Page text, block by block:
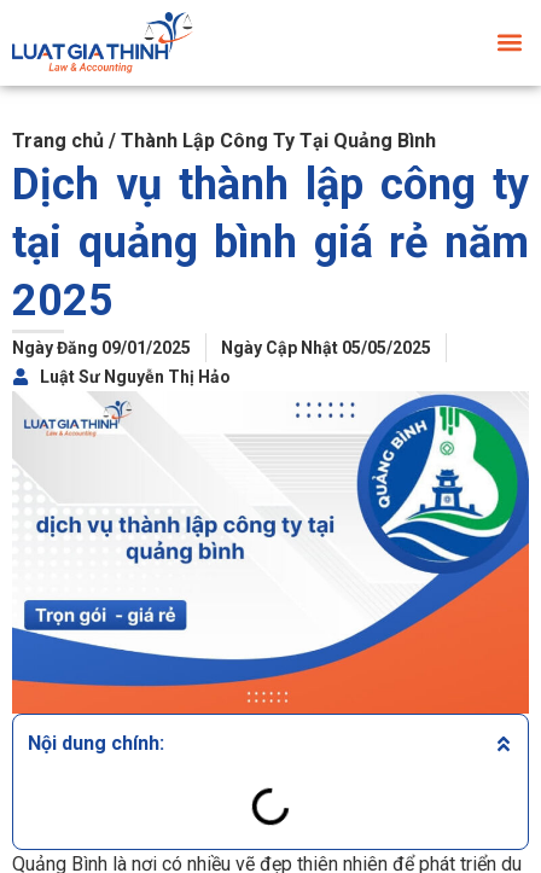
Trang chủ / Thành Lập Công Ty Tại Quảng Bình
Dịch vụ thành lập công ty
tại quảng bình giá rẻ năm
2025
Ngày Đăng 09/01/2025
Ngày Cập Nhật 05/05/2025
Luật Sư Nguyễn Thị Hảo
Nội dung chính:
Quảng Bình là nơi có nhiều vẽ đẹp thiên nhiên để phát triển du